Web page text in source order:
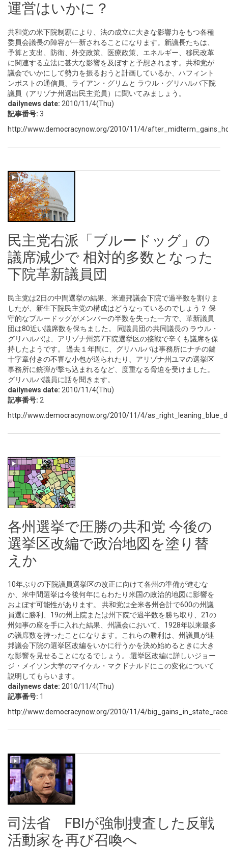
運営はいかに？
共和党の米下院制覇により、法の成立に大きな影響力をもつ各種
委員会議長の陣容が一新されることになります。新議長たちは、
予算と支出、防衛、外交政策、医療政策、エネルギー、移民改革
に関連する立法に甚大な影響を及ぼすと予想されます。共和党が
議会でいかにして勢力を振るおうと計画しているか、ハフィント
ンポストの通信員、ライアン・グリムと ラウル・グリハルバ下院
議員（アリゾナ州選出民主党員）に聞いてみましょう。
dailynews date: 2010/11/4(Thu)
記事番号: 3
http://www.democracynow.org/2010/11/4/
民主党右派「ブルードッグ」の
議席減少で 相対的多数となった
下院革新議員団
民主党は2日の中間選挙の結果、米連邦議会下院で過半数を割りま
したが、新生下院民主党の構成はどうなっているのでしょう？ 保
守的なブルードッグがメンバーの半数を失った一方で、革新議員
団は80近い議席数を保ちました。 同議員団の共同議長の ラウル・
グリハルバは、アリゾナ州第7下院選挙区の接戦で辛くも議席を保
持したようです。 過去１年間に、グリハルバは事務所にナチの鍵
十字章付きの不審な小包が送られたり、アリゾナ州ユマの選挙区
事務所に銃弾が撃ち込まれるなど、度重なる脅迫を受けました。
グリハルバ議員に話を聞きます。
dailynews date: 2010/11/4(Thu)
記事番号: 2
http://www.democracynow.org/2010/11/4/
各州選挙で圧勝の共和党 今後の
選挙区改編で政治地図を塗り替
えか
10年ぶりの下院議員選挙区の改正に向けて各州の準備が進むな
か、米中間選挙は今後何年にもわたり米国の政治的地図に影響を
およぼす可能性があります。 共和党は全米各州合計で600の州議
員選に勝利、19の州上院または州下院で過半数を勝ち取り、21の
州知事の座を手に入れた結果、州議会において、1928年以来最多
の議席数を持ったことになります。これらの勝利は、州議員が連
邦議会下院の選挙区改編をいかに行うかを決め始めるときに大き
な影響を見せることになるでしょう。.選挙区改編に詳しいジョー
ジ・メイソン大学のマイケル・マクドナルドにこの変化について
説明してもらいます。
dailynews date: 2010/11/4(Thu)
記事番号: 1
http://www.democracynow.org/2010/11/4/
司法省 FBIが強制捜査した反戦
活動家を再び召喚へ